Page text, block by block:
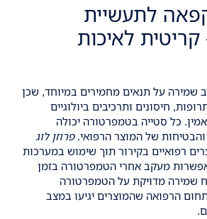
לתעשיית
לאיכות
שמירה על תנאים מחמירים במיוחד, שכן
חיסונים ותרכיבים ביולוגיים
כל סטייה בטמפרטורה יכולה
של המוצר הרפואי.פרוזן לוג
רפואיים בקירור תוך שימוש במערכות
מעקב אחרי הטמפרטורה בזמן
שמירה מדויקת על הטמפרטורה
הרפואה שהמוצרים יגיעו במצב